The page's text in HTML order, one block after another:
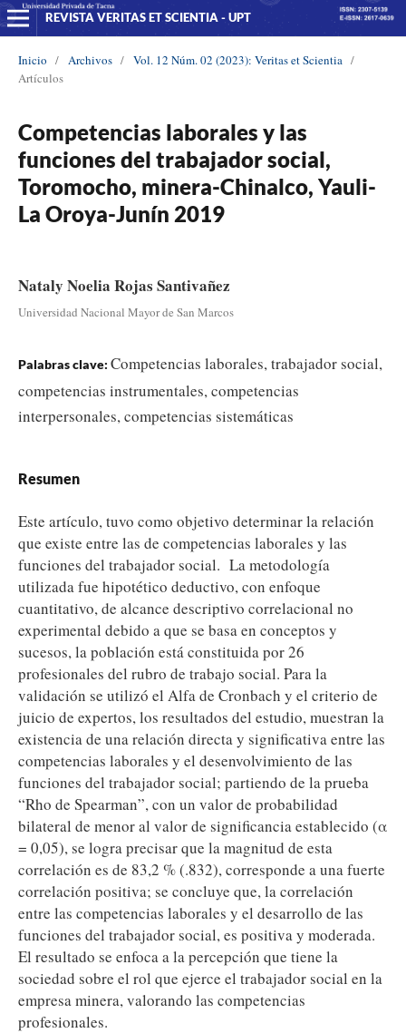
REVISTA VERITAS ET SCIENTIA - UPT
Inicio / Archivos / Vol. 12 Núm. 02 (2023): Veritas et Scientia /
Artículos
Competencias laborales y las
funciones del trabajador social,
Toromocho, minera-Chinalco, Yauli-
La Oroya-Junín 2019
Nataly Noelia Rojas Santivañez
Universidad Nacional Mayor de San Marcos
Palabras clave: Competencias laborales, trabajador social,
competencias instrumentales, competencias
interpersonales, competencias sistemáticas
Resumen
Este artículo, tuvo como objetivo determinar la relación
que existe entre las de competencias laborales y las
funciones del trabajador social. La metodología
utilizada fue hipotético deductivo, con enfoque
cuantitativo, de alcance descriptivo correlacional no
experimental debido a que se basa en conceptos y
sucesos, la población está constituida por 26
profesionales del rubro de trabajo social. Para la
validación se utilizó el Alfa de Cronbach y el criterio de
juicio de expertos, los resultados del estudio, muestran la
existencia de una relación directa y significativa entre las
competencias laborales y el desenvolvimiento de las
funciones del trabajador social; partiendo de la prueba
“Rho de Spearman”, con un valor de probabilidad
bilateral de menor al valor de significancia establecido (α
= 0,05), se logra precisar que la magnitud de esta
correlación es de 83,2 % (.832), corresponde a una fuerte
correlación positiva; se concluye que, la correlación
entre las competencias laborales y el desarrollo de las
funciones del trabajador social, es positiva y moderada.
El resultado se enfoca a la percepción que tiene la
sociedad sobre el rol que ejerce el trabajador social en la
empresa minera, valorando las competencias
profesionales.